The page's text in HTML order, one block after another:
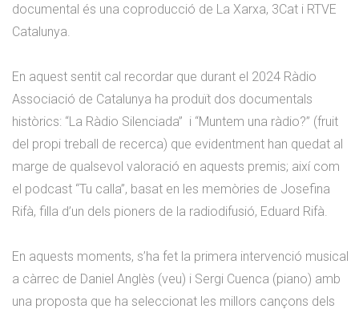
documental és una coproducció de La Xarxa, 3Cat i RTVE
Catalunya.
En aquest sentit cal recordar que durant el 2024 Ràdio
Associació de Catalunya ha produït dos documentals
històrics: “La Ràdio Silenciada” i “Muntem una ràdio?” (fruit
del propi treball de recerca) que evidentment han quedat al
marge de qualsevol valoració en aquests premis; així com
el podcast “Tu calla”, basat en les memòries de Josefina
Rifà, filla d’un dels pioners de la radiodifusió, Eduard Rifà.
En aquests moments, s’ha fet la primera intervenció musical
a càrrec de Daniel Anglès (veu) i Sergi Cuenca (piano) amb
una proposta que ha seleccionat les millors cançons dels